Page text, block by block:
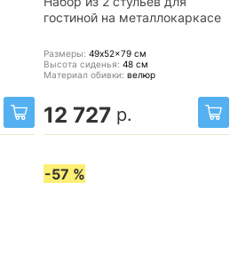
гостиной на металлокаркасе
Размеры: 49x52x79 см
Высота сиденья: 48 см
Материал обивки: велюр
12 727 р.
-57 %